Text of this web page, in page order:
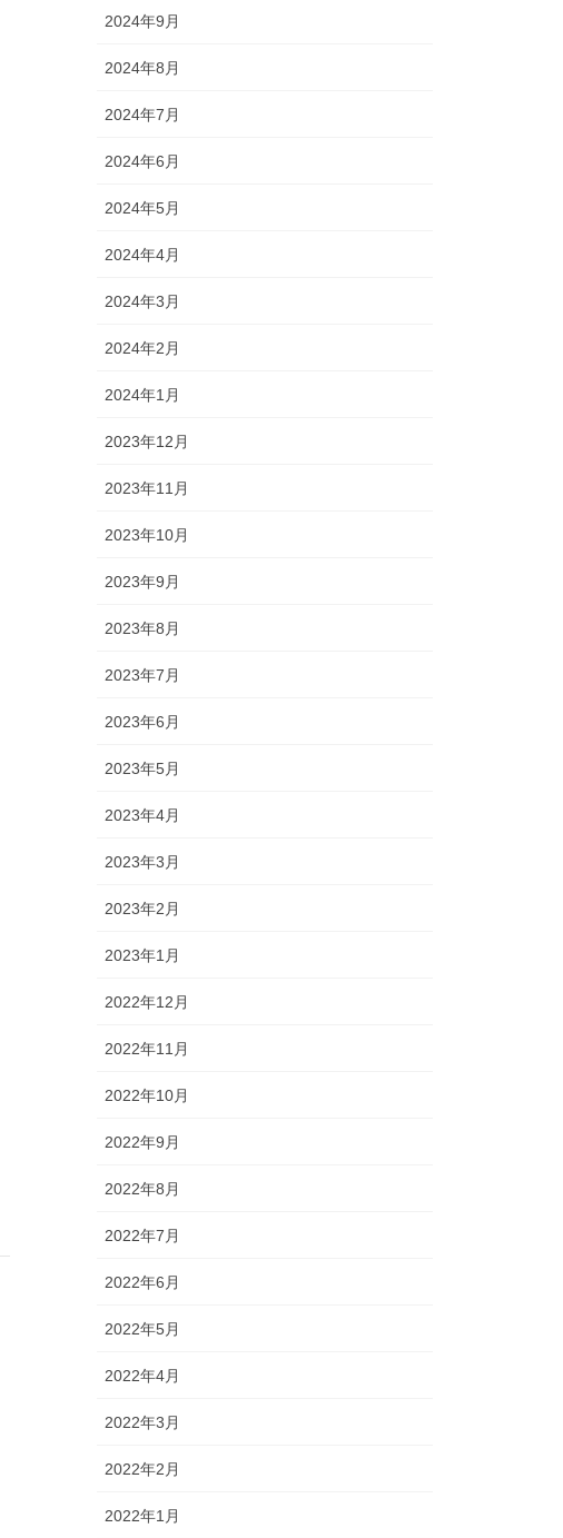
2024年9月
2024年8月
2024年7月
2024年6月
2024年5月
2024年4月
2024年3月
2024年2月
2024年1月
2023年12月
2023年11月
2023年10月
2023年9月
2023年8月
2023年7月
2023年6月
2023年5月
2023年4月
2023年3月
2023年2月
2023年1月
2022年12月
2022年11月
2022年10月
2022年9月
2022年8月
2022年7月
2022年6月
2022年5月
2022年4月
2022年3月
2022年2月
2022年1月